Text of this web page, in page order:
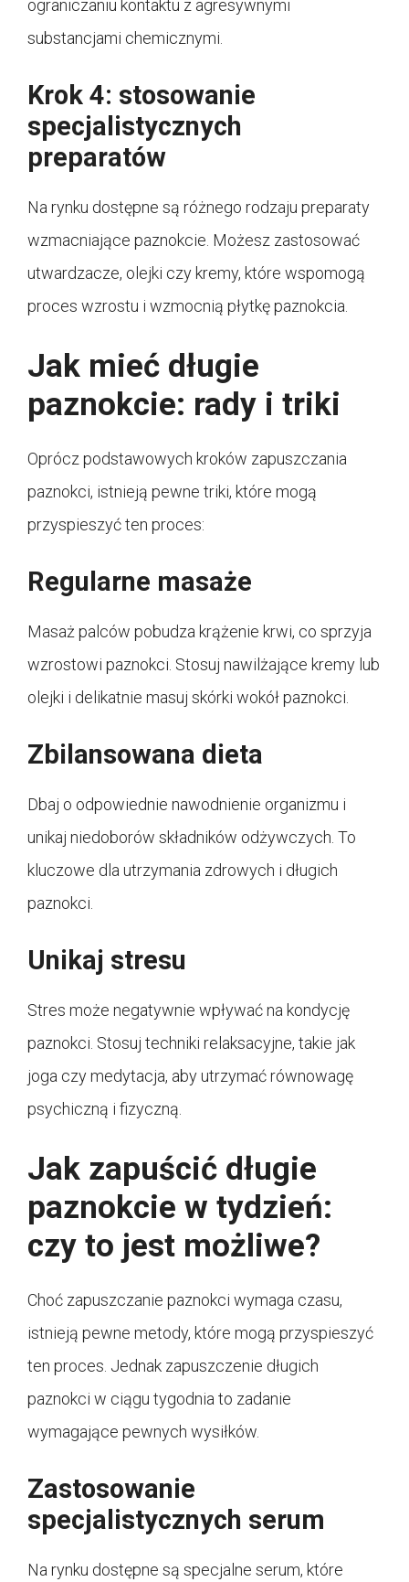
ograniczaniu kontaktu z agresywnymi
substancjami chemicznymi.
Krok 4: stosowanie
specjalistycznych
preparatów
Na rynku dostępne są różnego rodzaju preparaty
wzmacniające paznokcie. Możesz zastosować
utwardzacze, olejki czy kremy, które wspomogą
proces wzrostu i wzmocnią płytkę paznokcia.
Jak mieć długie
paznokcie: rady i triki
Oprócz podstawowych kroków zapuszczania
paznokci, istnieją pewne triki, które mogą
przyspieszyć ten proces:
Regularne masaże
Masaż palców pobudza krążenie krwi, co sprzyja
wzrostowi paznokci. Stosuj nawilżające kremy lub
olejki i delikatnie masuj skórki wokół paznokci.
Zbilansowana dieta
Dbaj o odpowiednie nawodnienie organizmu i
unikaj niedoborów składników odżywczych. To
kluczowe dla utrzymania zdrowych i długich
paznokci.
Unikaj stresu
Stres może negatywnie wpływać na kondycję
paznokci. Stosuj techniki relaksacyjne, takie jak
joga czy medytacja, aby utrzymać równowagę
psychiczną i fizyczną.
Jak zapuścić długie
paznokcie w tydzień:
czy to jest możliwe?
Choć zapuszczanie paznokci wymaga czasu,
istnieją pewne metody, które mogą przyspieszyć
ten proces. Jednak zapuszczenie długich
paznokci w ciągu tygodnia to zadanie
wymagające pewnych wysiłków.
Zastosowanie
specjalistycznych serum
Na rynku dostępne są specjalne serum, które